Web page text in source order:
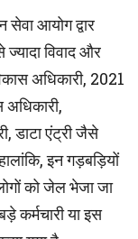
आयोग द्वार
विवाद और
अधिकारी, 2021
अधिकारी,
डाटा एंट्री जैसे
इन गड़बड़ियों
को जेल भेजा जा
कर्मचारी या इस